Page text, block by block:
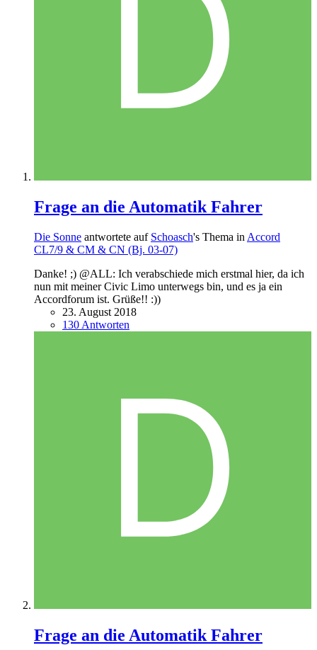
Frage an die Automatik Fahrer
Die Sonne antwortete auf Schoasch's Thema in Accord
CL7/9 & CM & CN (Bj. 03-07)
Danke! ;) @ALL: Ich verabschiede mich erstmal hier, da ich
nun mit meiner Civic Limo unterwegs bin, und es ja ein
Accordforum ist. Grüße!! :))
23. August 2018
130 Antworten
Frage an die Automatik Fahrer